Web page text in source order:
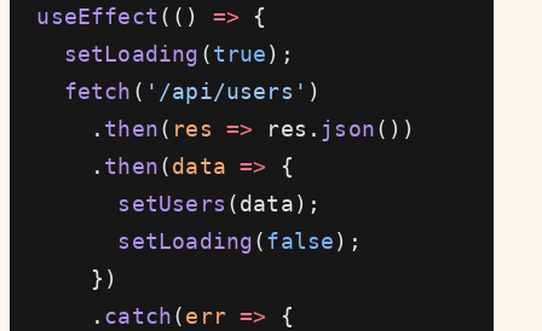
  useEffect
(() => {
    setLoading
(true);
    fetch
( '/api/users' )
      .
then( res => res. json())
      .
then(data => {
        setUsers
(data);
        setLoading
(false);
      })
      .
catch(err => {